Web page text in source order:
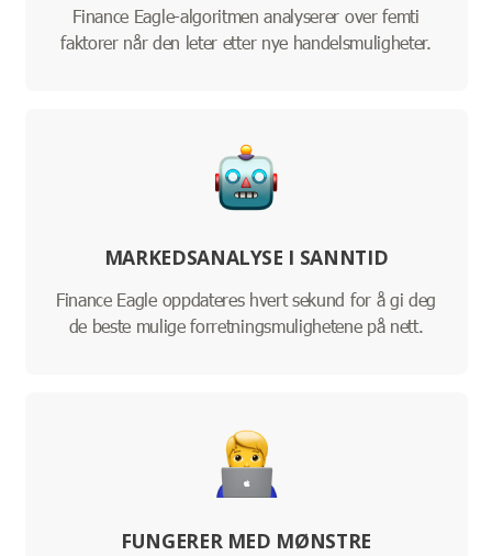
Finance Eagle-algoritmen analyserer over femti
faktorer når den leter etter nye handelsmuligheter.
MARKEDSANALYSE I SANNTID
Finance Eagle oppdateres hvert sekund for å gi deg
de beste mulige forretningsmulighetene på nett.
FUNGERER MED MØNSTRE